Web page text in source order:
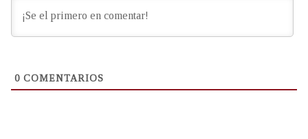
0 COMENTARIOS